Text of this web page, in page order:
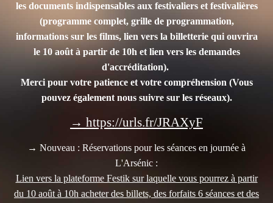
les documents indispensables aux festivaliers et festivalières
(programme complet, grille de programmation,
informations sur les films, lien vers la billetterie qui ouvrira
le 10 août à partir de 10h et lien vers les demandes
d'accréditation).
Merci pour votre patience et votre compréhension (Vous
pouvez également nous suivre sur les réseaux).
→ https://urls.fr/JRAXyF
→ Nouveau : Réservations pour les séances en journée à
L'Arsénic :
Lien vers la plateforme Festik sur laquelle vous pourrez à partir
du 10 août à 10h acheter des billets, des forfaits 6 séances et des